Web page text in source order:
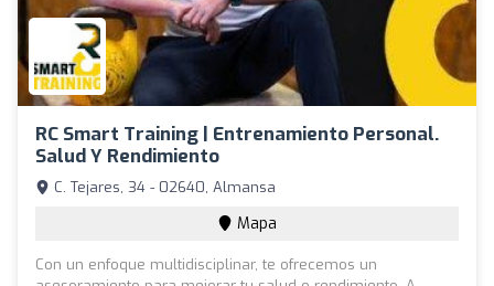
RC Smart Training | Entrenamiento Personal.
Salud Y Rendimiento
C. Tejares, 34 - 02640, Almansa
Mapa
Con un enfoque multidisciplinar, te ofrecemos un